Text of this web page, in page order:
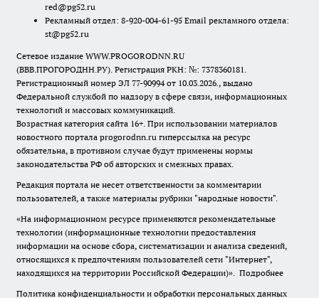
red@pg52.ru
Рекламный отдел: 8-920-004-61-95 Email рекламного отдела:
st@pg52.ru
Сетевое издание WWW.PROGORODNN.RU
(ВВВ.ПРОГОРОДНН.РУ). Регистрация РКН: №: 7378360181.
Регистрационный номер ЭЛ 77-90994 от 10.03.2026., выдано
Федеральной службой по надзору в сфере связи, информационных
технологий и массовых коммуникаций.
Возрастная категория сайта 16+. При использовании материалов
новостного портала progorodnn.ru гиперссылка на ресурс
обязательна, в противном случае будут применены нормы
законодательства РФ об авторских и смежных правах.
Редакция портала не несет ответственности за комментарии
пользователей, а также материалы рубрики "народные новости".
«На информационном ресурсе применяются рекомендательные
технологии (информационные технологии предоставления
информации на основе сбора, систематизации и анализа сведений,
относящихся к предпочтениям пользователей сети "Интернет",
находящихся на территории Российской Федерации)». Подробнее
Политика конфиденциальности и обработки персональных данных